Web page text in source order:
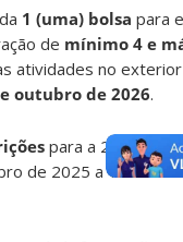
1 (uma) bolsa para
de mínimo 4 e
atividades no
outubro de 2026.
para a 2ª
de 2025 a 1º de